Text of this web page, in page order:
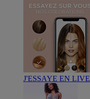
J'ESSAYE EN LIVE